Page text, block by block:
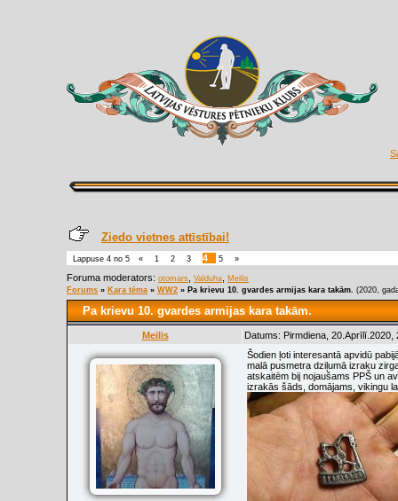
Ziedo vietnes attīstībai!
Lappuse 4 no 5 « 1 2 3 4 5 »
Foruma moderators: otomars Valduha
Meilis
Forums » Kara tēma » WW2 » Pa krievu 10. gvardes armijas kara takām. (2020,
Pa krievu 10. gvardes armijas kara takām.
Meilis Datums: Pirmdiena,
Šodien ļoti interesantā apvidū
malā pusmetra dziļumā izraku
atskaitēm bij nojaušams PPŠ un
izrakās šāds, domājams, vikingu